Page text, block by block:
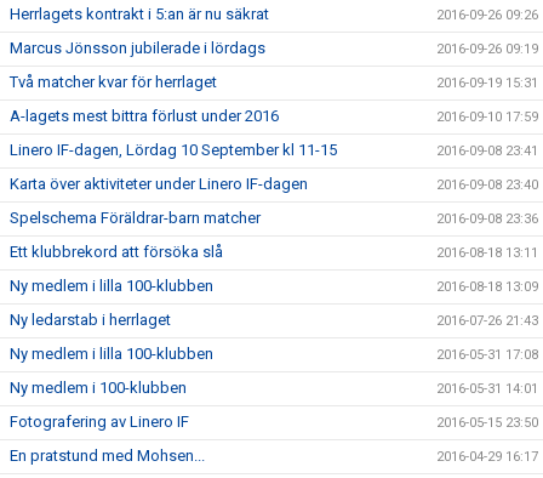
Herrlagets kontrakt i 5:an är nu säkrat 2016-09-26 09:26
Marcus Jönsson jubilerade i lördags 2016-09-26 09:19
Två matcher kvar för herrlaget 2016-09-19 15:31
A-lagets mest bittra förlust under 2016 2016-09-10 17:59
Linero IF-dagen, Lördag 10 September kl 11-15 2016-09-08 23:41
Karta över aktiviteter under Linero IF-dagen 2016-09-08 23:40
Spelschema Föräldrar-barn matcher 2016-09-08 23:36
Ett klubbrekord att försöka slå 2016-08-18 13:11
Ny medlem i lilla 100-klubben 2016-08-18 13:09
Ny ledarstab i herrlaget 2016-07-26 21:43
Ny medlem i lilla 100-klubben 2016-05-31 17:08
Ny medlem i 100-klubben 2016-05-31 14:01
Fotografering av Linero IF 2016-05-15 23:50
En pratstund med Mohsen... 2016-04-29 16:17